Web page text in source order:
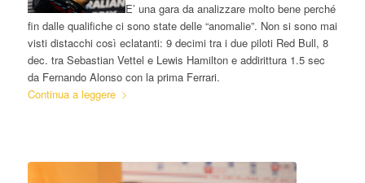
E’ una gara da analizzare molto bene perché
fin dalle qualifiche ci sono state delle “anomalie”. Non si sono mai
visti distacchi così eclatanti: 9 decimi tra i due piloti Red Bull, 8
dec. tra Sebastian Vettel e Lewis Hamilton e addirittura 1.5 sec
da Fernando Alonso con la prima Ferrari.
Continua a leggere